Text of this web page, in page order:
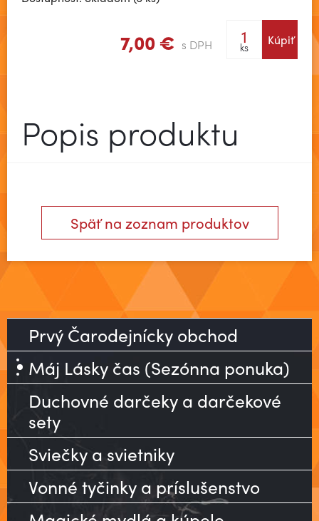
7,00 € s DPH ks Kúpiť
Popis produktu
Späť na zoznam produktov
Prvý Čarodejnícky obchod
Máj Lásky čas (Sezónna ponuka)
Duchovné darčeky a darčekové
sety
Sviečky a svietniky
Vonné tyčinky a príslušenstvo